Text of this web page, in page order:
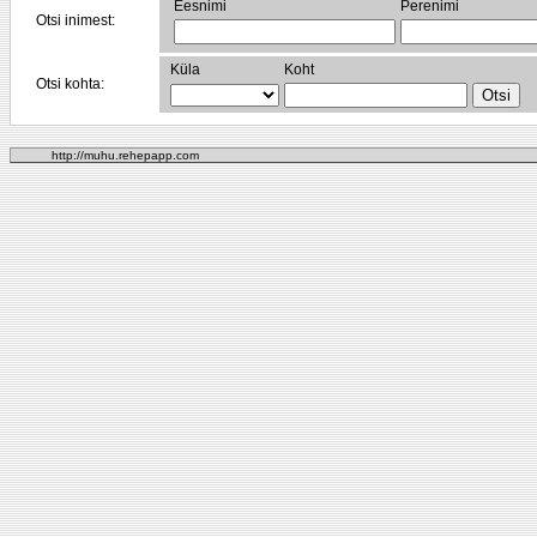
Otsi inimest:
Eesnimi Perenimi
Otsi kohta:
Küla Koht
http://muhu.rehepapp.com